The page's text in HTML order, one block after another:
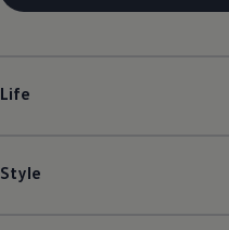
Life
Style